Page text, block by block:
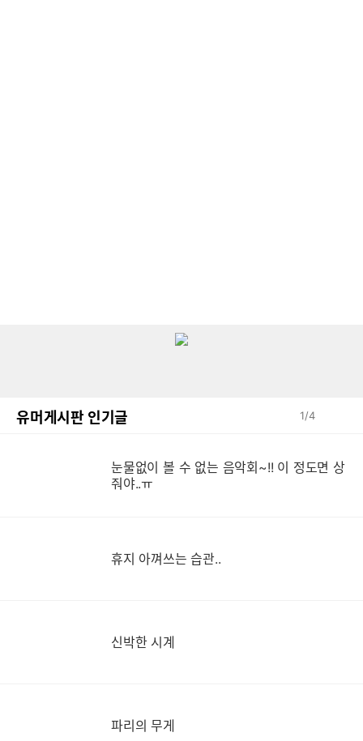
유머게시판 인기글 1/4
눈물없이 볼 수 없는 음악회~!! 이 정도면 상
줘야..ㅠ
휴지 아껴쓰는 습관..
신박한 시계
파리의 무게